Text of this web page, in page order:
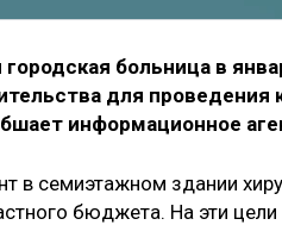
больница в
для проведения
информационное
в семиэтажном здании
бюджета. На эти